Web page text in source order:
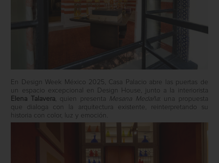
En Design Week México 2025, Casa Palacio abre las puertas de
un espacio excepcional en Design House, junto a la interiorista
Elena Talavera, quien presenta Mesana Medaña: una propuesta
que dialoga con la arquitectura existente, reinterpretando su
historia con color, luz y emoción.